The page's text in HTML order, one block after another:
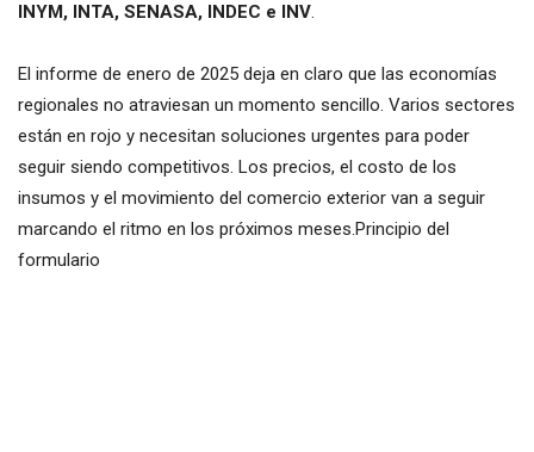
INYM, INTA, SENASA, INDEC e INV.
El informe de enero de 2025 deja en claro que las economías
regionales no atraviesan un momento sencillo. Varios sectores
están en rojo y necesitan soluciones urgentes para poder
seguir siendo competitivos. Los precios, el costo de los
insumos y el movimiento del comercio exterior van a seguir
marcando el ritmo en los próximos meses.Principio del
formulario